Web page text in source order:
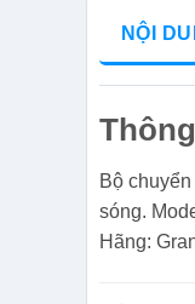
NỘI
Bộ
sóng.
Hãng: